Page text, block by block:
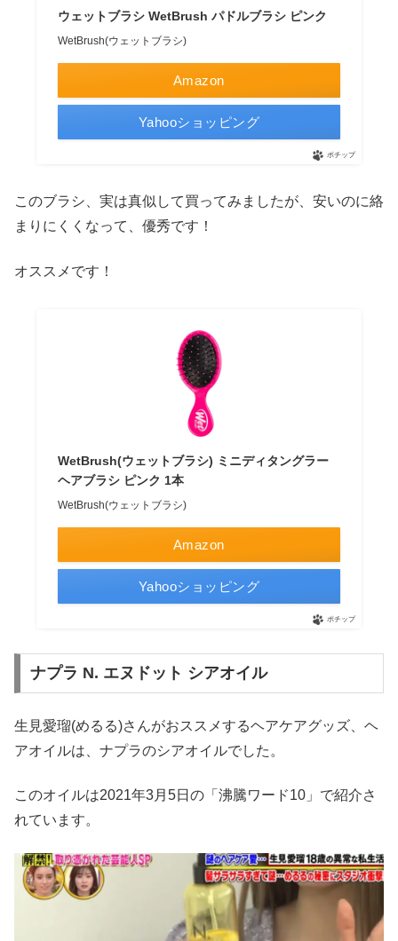
ウェットブラシ WetBrush パドルブラシ ピンク
WetBrush(ウェットブラシ)
Amazon
Yahooショッピング
ポチップ
このブラシ、実は真似して買ってみましたが、安いのに絡
まりにくくなって、優秀です！
オススメです！
WetBrush(ウェットブラシ) ミニディタングラー
ヘアブラシ ピンク 1本
WetBrush(ウェットブラシ)
Amazon
Yahooショッピング
ポチップ
ナプラ N. エヌドット シアオイル
生見愛瑠(めるる)さんがおススメするヘアケアグッズ、ヘ
アオイルは、ナプラのシアオイルでした。
このオイルは2021年3月5日の「沸騰ワード10」で紹介さ
れています。